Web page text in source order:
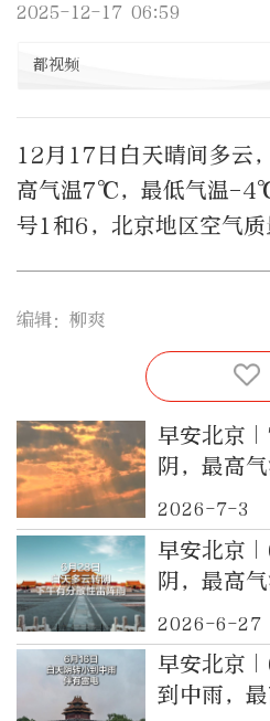
2025-12-17 06:59
都视频
12月17日白天晴间多云
高气温7℃，最低气温-
号1和6，北京地区空气质
编辑：柳爽
早安北京
阴，最高
2026-7-3
早安北京
阴，最高
2026-6-27
早安北京
到中雨，